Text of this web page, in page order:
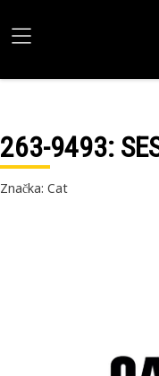
263-9493:
Značka: Cat